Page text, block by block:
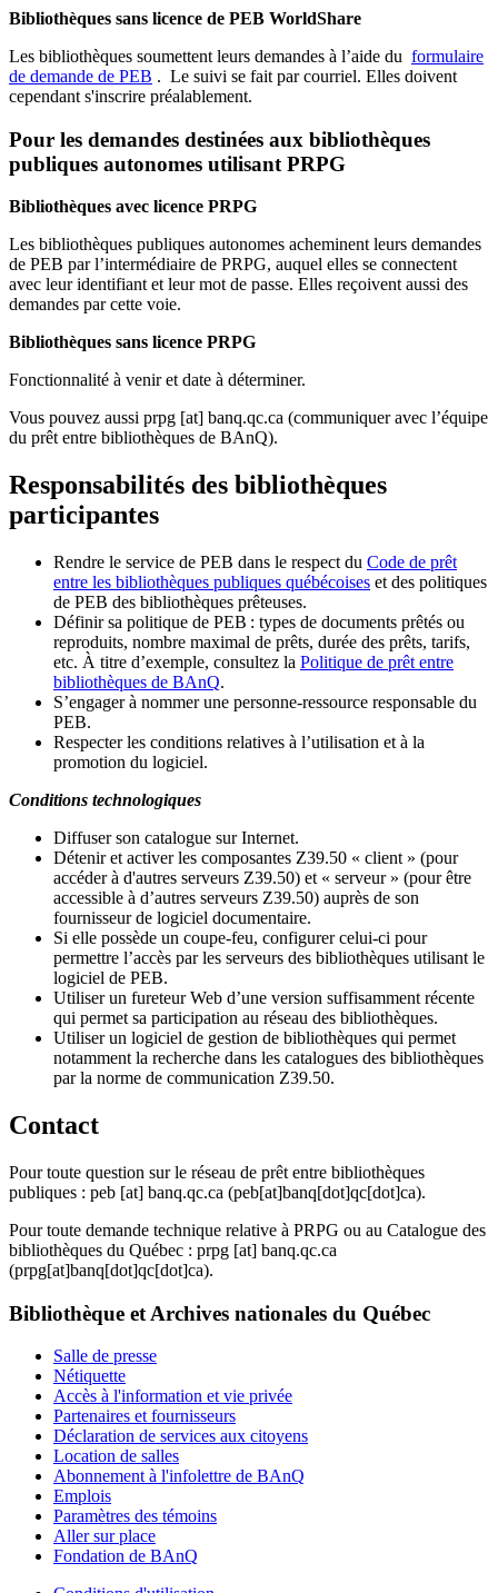
Bibliothèques sans licence de PEB WorldShare
Les bibliothèques soumettent leurs demandes à l’aide du formulaire
de demande de PEB . Le suivi se fait par courriel. Elles doivent
cependant s'inscrire préalablement.
Pour les demandes destinées aux bibliothèques
publiques autonomes utilisant PRPG
Bibliothèques avec licence PRPG
Les bibliothèques publiques autonomes acheminent leurs demandes
de PEB par l’intermédiaire de PRPG, auquel elles se connectent
avec leur identifiant et leur mot de passe. Elles reçoivent aussi des
demandes par cette voie.
Bibliothèques sans licence PRPG
Fonctionnalité à venir et date à déterminer.
Vous pouvez aussi prpg [at] banq.qc.ca (communiquer avec l’équipe
du prêt entre bibliothèques de BAnQ).
Responsabilités des bibliothèques
participantes
Rendre le service de PEB dans le respect du Code de prêt
entre les bibliothèques publiques québécoises et des politiques
de PEB des bibliothèques prêteuses.
Définir sa politique de PEB : types de documents prêtés ou
reproduits, nombre maximal de prêts, durée des prêts, tarifs,
etc. À titre d’exemple, consultez la Politique de prêt entre
bibliothèques de BAnQ.
S’engager à nommer une personne-ressource responsable du
PEB.
Respecter les conditions relatives à l’utilisation et à la
promotion du logiciel.
Conditions technologiques
Diffuser son catalogue sur Internet.
Détenir et activer les composantes Z39.50 « client » (pour
accéder à d'autres serveurs Z39.50) et « serveur » (pour être
accessible à d’autres serveurs Z39.50) auprès de son
fournisseur de logiciel documentaire.
Si elle possède un coupe-feu, configurer celui-ci pour
permettre l’accès par les serveurs des bibliothèques utilisant le
logiciel de PEB.
Utiliser un fureteur Web d’une version suffisamment récente
qui permet sa participation au réseau des bibliothèques.
Utiliser un logiciel de gestion de bibliothèques qui permet
notamment la recherche dans les catalogues des bibliothèques
par la norme de communication Z39.50.
Contact
Pour toute question sur le réseau de prêt entre bibliothèques
publiques : peb [at] banq.qc.ca (peb[at]banq[dot]qc[dot]ca).
Pour toute demande technique relative à PRPG ou au Catalogue des
bibliothèques du Québec : prpg [at] banq.qc.ca
(prpg[at]banq[dot]qc[dot]ca).
Bibliothèque et Archives nationales du Québec
Salle de presse
Nétiquette
Accès à l'information et vie privée
Partenaires et fournisseurs
Déclaration de services aux citoyens
Location de salles
Abonnement à l'infolettre de BAnQ
Emplois
Paramètres des témoins
Aller sur place
Fondation de BAnQ